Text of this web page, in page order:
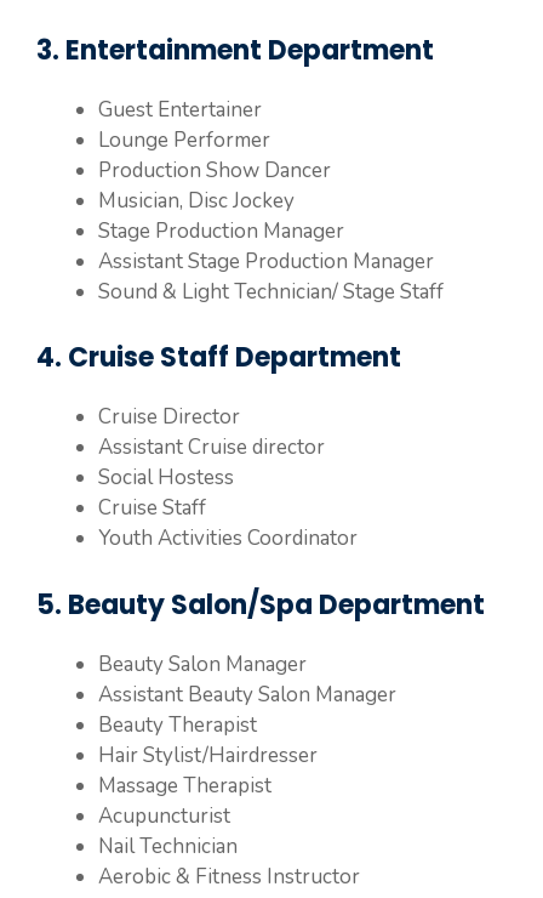
3. Entertainment Department
Guest Entertainer
Lounge Performer
Production Show Dancer
Musician, Disc Jockey
Stage Production Manager
Assistant Stage Production Manager
Sound & Light Technician/ Stage Staff
4. Cruise Staff Department
Cruise Director
Assistant Cruise director
Social Hostess
Cruise Staff
Youth Activities Coordinator
5. Beauty Salon/Spa Department
Beauty Salon Manager
Assistant Beauty Salon Manager
Beauty Therapist
Hair Stylist/Hairdresser
Massage Therapist
Acupuncturist
Nail Technician
Aerobic & Fitness Instructor